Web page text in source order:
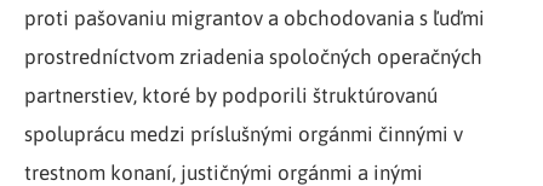
proti pašovaniu migrantov a obchodovania s ľuďmi
prostredníctvom zriadenia spoločných operačných
partnerstiev, ktoré by podporili štruktúrovanú
spoluprácu medzi príslušnými orgánmi činnými v
trestnom konaní, justičnými orgánmi a inými